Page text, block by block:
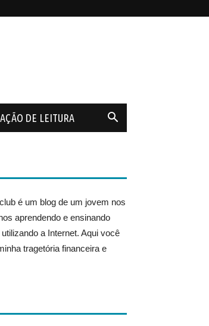
DE LEITURA
é um blog de um jovem nos
aprendendo e ensinando
a Internet. Aqui você
tragetória financeira e